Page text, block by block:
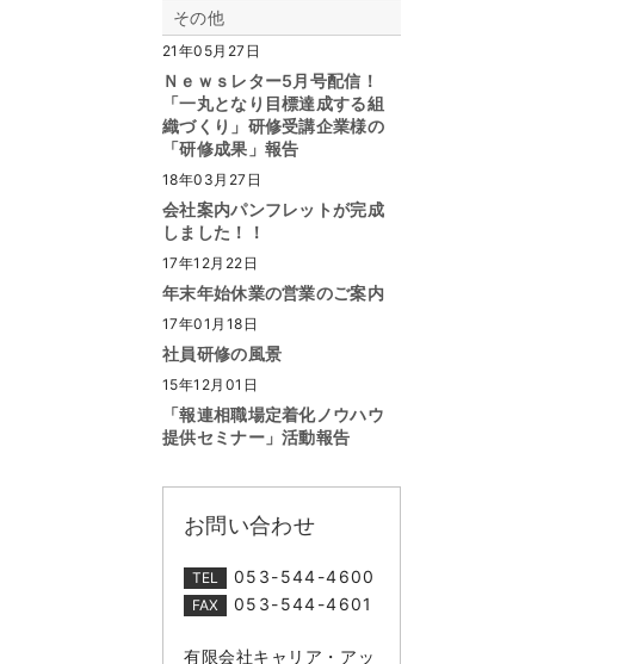
その他
21年05月27日
Ｎｅｗｓレター5月号配信！
「一丸となり目標達成する組
織づくり」研修受講企業様の
「研修成果」報告
18年03月27日
会社案内パンフレットが完成
しました！！
17年12月22日
年末年始休業の営業のご案内
17年01月18日
社員研修の風景
15年12月01日
「報連相職場定着化ノウハウ
提供セミナー」活動報告
お問い合わせ
TEL 053-544-4600
FAX 053-544-4601
有限会社キャリア・アッ